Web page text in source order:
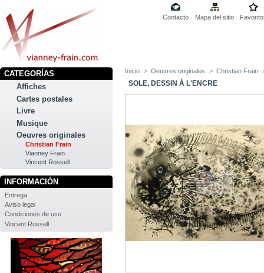
Contacto Mapa del sitio
CATEGORÍAS
Affiches
Cartes postales
Livre
Musique
Oeuvres originales
Christian Frain
Vianney Frain
Vincent Rossell
INFORMACIÓN
Entrega
Aviso legal
Condiciones de uso
Vincent Rossell
Inicio > Oeuvres originales > Christian Frain
SOLE, DESSIN À L'ENCRE